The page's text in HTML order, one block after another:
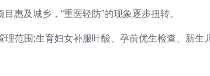
惠及城乡，“重医轻防”的现象逐步扭转。
范围;生育妇女补服叶酸、孕前优生检查、新生